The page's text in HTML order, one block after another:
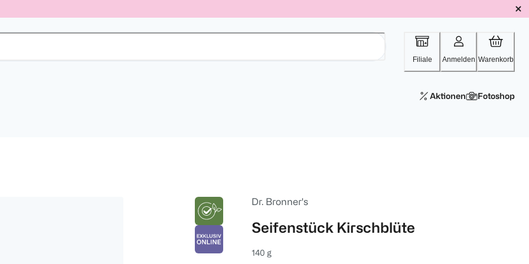
Filiale Anmelden Warenkorb
Aktionen Fotoshop
Dr. Bronner's
Seifenstück Kirschblüte
140 g